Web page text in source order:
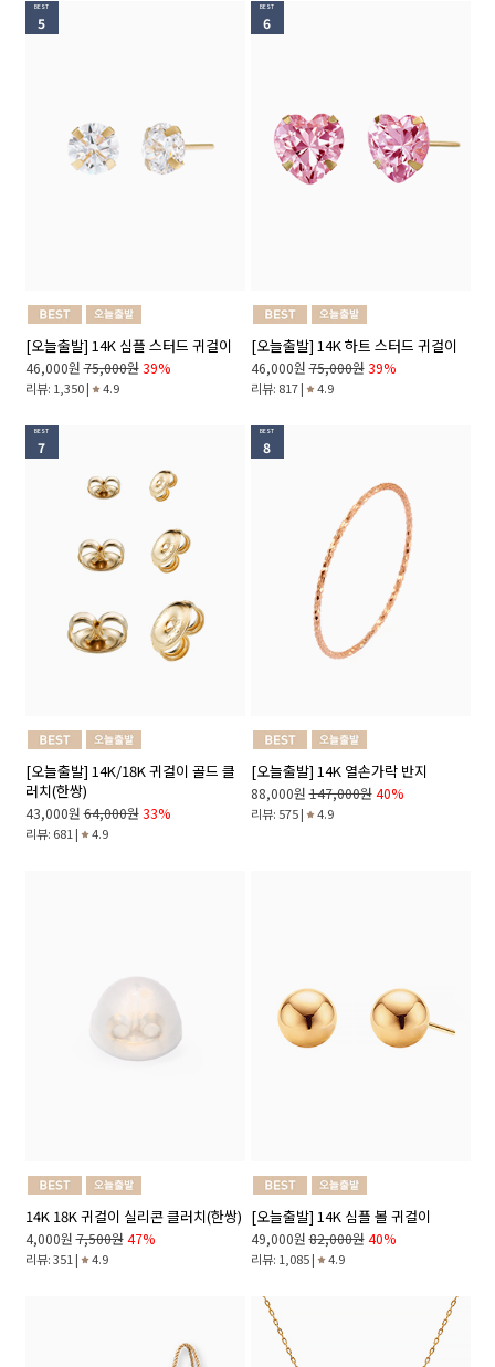
BEST
5
[오늘출발] 14K 심플 스터드 귀걸이
46,000원 75,000원 39%
리뷰: 1,350 | 4.9
BEST
6
[오늘출발] 14K 하트 스터드 귀걸이
46,000원 75,000원 39%
리뷰: 817 | 4.9
BEST
7
[오늘출발] 14K/18K 귀걸이 골드 클
러치(한쌍)
43,000원 64,000원 33%
리뷰: 681 | 4.9
BEST
8
[오늘출발] 14K 열손가락 반지
88,000원 147,000원 40%
리뷰: 575 | 4.9
14K 18K 귀걸이 실리콘 클러치(한쌍)
4,000원 7,500원 47%
리뷰: 351 | 4.9
[오늘출발] 14K 심플 볼 귀걸이
49,000원 82,000원 40%
리뷰: 1,085 | 4.9